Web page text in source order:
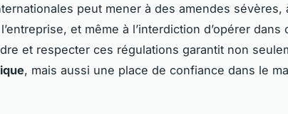
peut mener à des amendes sévères,
et même à l’interdiction d’opérer dans
et respecter ces régulations garantit non
, mais aussi une place de confiance dans le